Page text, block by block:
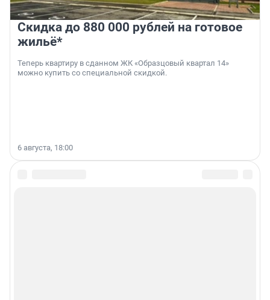
Скидка до 880 000 рублей на готовое
жильё*
Теперь квартиру в сданном ЖК «Образцовый квартал 14»
можно купить со специальной скидкой.
6 августа, 18:00